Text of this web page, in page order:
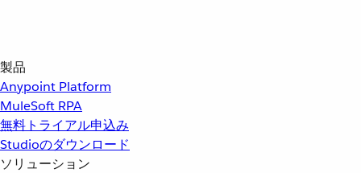
製品
Anypoint Platform
MuleSoft RPA
無料トライアル申込み
Studioのダウンロード
ソリューション